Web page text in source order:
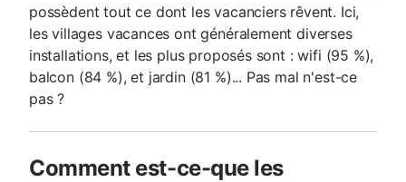
possèdent tout ce dont les vacanciers rêvent. Ici,
les villages vacances ont généralement diverses
installations, et les plus proposés sont : wifi (95 %),
balcon (84 %), et jardin (81 %)... Pas mal n'est-ce
pas ?
Comment est-ce-que les